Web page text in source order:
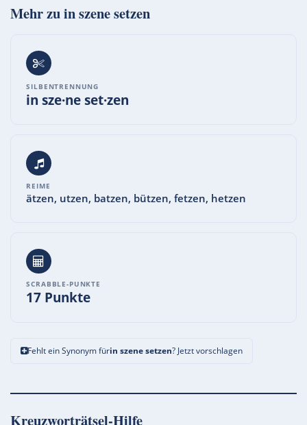
Mehr zuin szene setzen
SILBENTRENNUNG
in sze·ne set·zen
REIME
ätzen, utzen, batzen, bützen, fetzen, hetzen
SCRABBLE-PUNKTE
17 Punkte
Fehlt ein Synonym fürin szene setzen? Jetzt vorschlagen
Kreuzworträtsel-Hilfe